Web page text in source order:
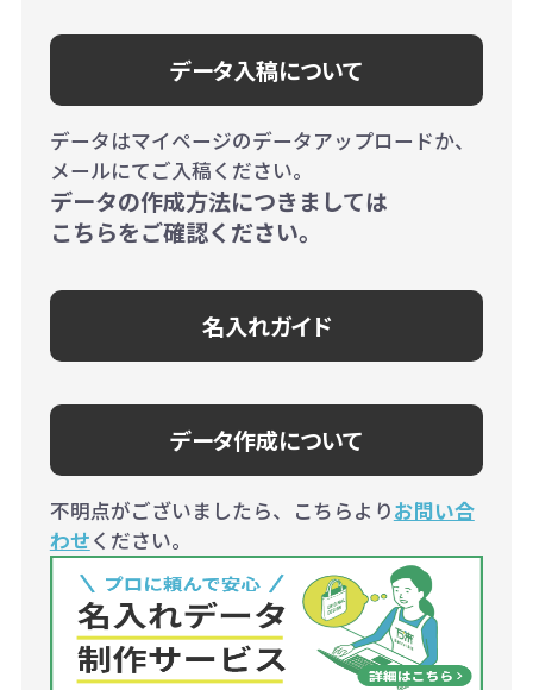
データ入稿について
データはマイページのデータアップロードか、
メールにてご入稿ください。
データの作成方法につきましては
こちらをご確認ください。
名入れガイド
データ作成について
不明点がございましたら、こちらよりお問い合
わせください。